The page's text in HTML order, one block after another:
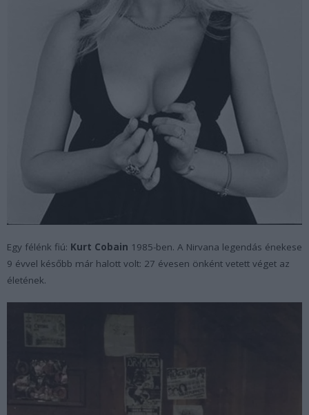
Egy félénk fiú: Kurt Cobain 1985-ben. A Nirvana legendás énekese
9 évvel később már halott volt: 27 évesen önként vetett véget az
életének.